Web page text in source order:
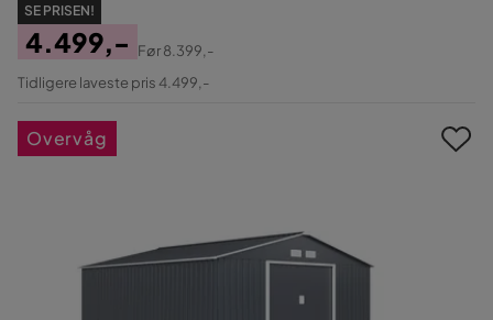
SE PRISEN!
Pris
4.499,-
Original
Før8.399,-
Tidligere laveste pris 4.499,-
Overvåg